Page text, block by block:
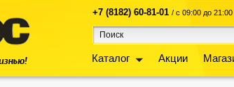
+7 (8182) 60-81-01 / с 09:00 до
Каталог Акции